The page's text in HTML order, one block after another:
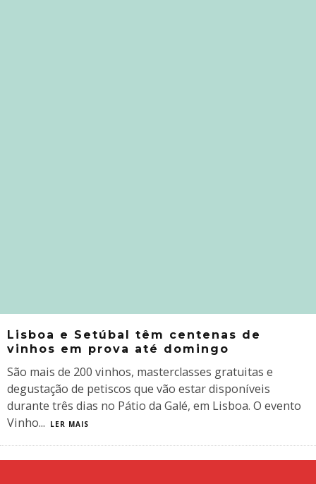
Lisboa e Setúbal têm centenas de
vinhos em prova até domingo
São mais de 200 vinhos, masterclasses gratuitas e
degustação de petiscos que vão estar disponíveis
durante três dias no Pátio da Galé, em Lisboa. O evento
Vinho... LER MAIS